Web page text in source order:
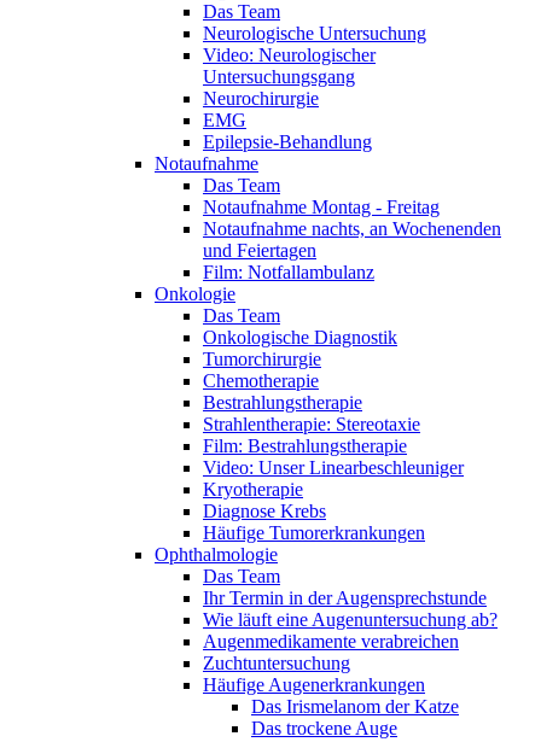
Das Team
Neurologische Untersuchung
Video: Neurologischer
Untersuchungsgang
Neurochirurgie
EMG
Epilepsie-Behandlung
Notaufnahme
Das Team
Notaufnahme Montag - Freitag
Notaufnahme nachts, an Wochenenden
und Feiertagen
Film: Notfallambulanz
Onkologie
Das Team
Onkologische Diagnostik
Tumorchirurgie
Chemotherapie
Bestrahlungstherapie
Strahlentherapie: Stereotaxie
Film: Bestrahlungstherapie
Video: Unser Linearbeschleuniger
Kryotherapie
Diagnose Krebs
Häufige Tumorerkrankungen
Ophthalmologie
Das Team
Ihr Termin in der Augensprechstunde
Wie läuft eine Augenuntersuchung ab?
Augenmedikamente verabreichen
Zuchtuntersuchung
Häufige Augenerkrankungen
Das Irismelanom der Katze
Das trockene Auge